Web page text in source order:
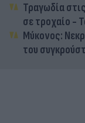
Τραγωδία
σε τροχαίο -
Μύκονος:
του